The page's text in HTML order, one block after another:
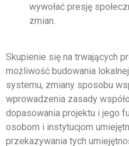
wywołać presję
zmian.
Skupienie się na trwających
możliwość budowania
systemu, zmiany sposobu
wprowadzenia zasady
dopasowania projektu i jego
osobom i instytucjom
przekazywania tych